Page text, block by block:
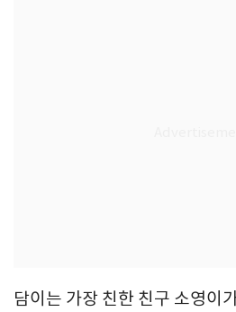
담이는 가장 친한 친구 소영이